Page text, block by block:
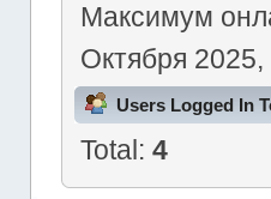
Максимум
Октября
Users Logged In
Total: 4